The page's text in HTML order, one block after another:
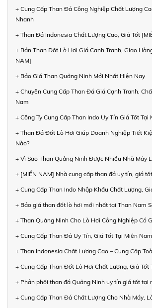
+ Cung Cấp Than Đá Công Nghiệp Chất Lượng
Nhanh
+ Than Đá Indonesia Chất Lượng Cao, Giá Tốt
+ Bán Than Đốt Lò Hơi Giá Cạnh Tranh, Giao
NAM]
+ Báo Giá Than Quảng Ninh Mới Nhất Hiện Nay
+ Chuyên Cung Cấp Than Đá Giá Cạnh Tranh,
Nam
+ Công Ty Cung Cấp Than Indo Uy Tín Giá Tốt Tại
+ Than Đá Đốt Lò Hơi Giúp Doanh Nghiệp Tiết
Nào?
+ Vì Sao Than Quảng Ninh Được Nhiều Nhà Máy
+ [MIỀN NAM] Nhà cung cấp than đá uy tín, giá
+ Cung Cấp Than Indo Nhập Khẩu Chất Lượng,
+ Báo giá than đốt lò hơi mới nhất tại Than Nam
+ Than Quảng Ninh Cho Lò Hơi Công Nghiệp Có
+ Cung Cấp Than Đá Uy Tín, Giá Tốt Tại Miền
+ Than Indonesia Chất Lượng Cao – Cung Cấp
+ Cung Cấp Than Đốt Lò Hơi Chất Lượng, Giá Tốt
+ Phân phối than đá Quảng Ninh uy tín giá tốt tại
+ Cung Cấp Than Đá Chất Lượng Cho Nhà Máy,